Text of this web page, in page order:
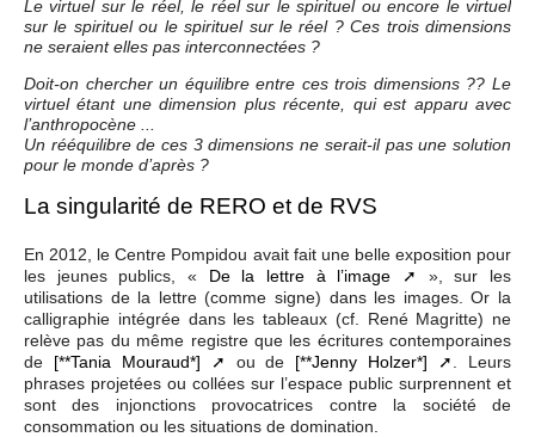
Le virtuel sur le réel, le réel sur le spirituel ou encore le virtuel
sur le spirituel ou le spirituel sur le réel ? Ces trois dimensions
ne seraient elles pas interconnectées ?
Doit-on chercher un équilibre entre ces trois dimensions ?? Le
virtuel étant une dimension plus récente, qui est apparu avec
l’anthropocène ...
Un rééquilibre de ces 3 dimensions ne serait-il pas une solution
pour le monde d’après ?
La singularité de RERO et de RVS
En 2012, le Centre Pompidou avait fait une belle exposition pour
les jeunes publics, « De la lettre à l’image
», sur les
utilisations de la lettre (comme signe) dans les images. Or la
calligraphie intégrée dans les tableaux (cf. René Magritte) ne
relève pas du même registre que les écritures contemporaines
de [**Tania Mouraud*] ou de [**Jenny Holzer*]
. Leurs
phrases projetées ou collées sur l’espace public surprennent et
sont des injonctions provocatrices contre la société de
consommation ou les situations de domination.